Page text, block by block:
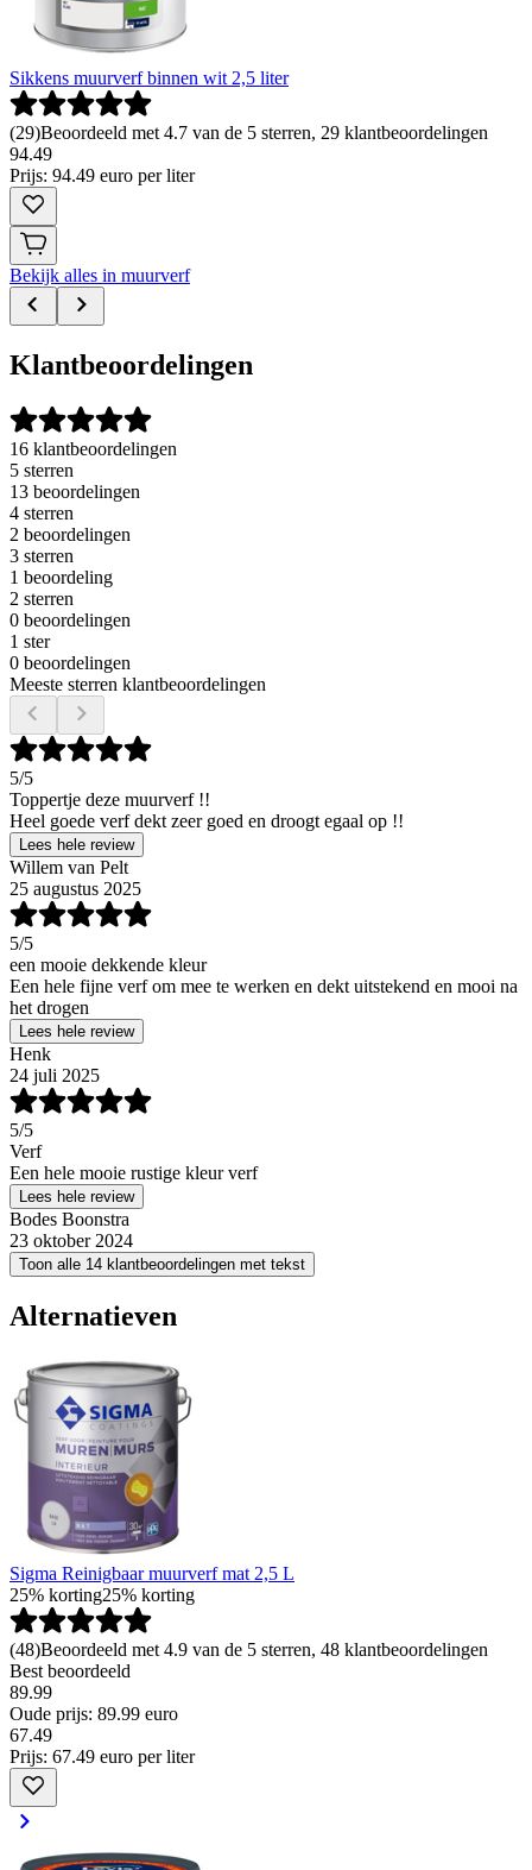
Sikkens muurverf binnen wit 2,5 liter
(29)Beoordeeld met 4.7 van de 5 sterren, 29 klantbeoordelingen
94.49
Prijs: 94.49 euro per liter
Bekijk alles in muurverf
Klantbeoordelingen
16 klantbeoordelingen
5 sterren
13 beoordelingen
4 sterren
2 beoordelingen
3 sterren
1 beoordeling
2 sterren
0 beoordelingen
1 ster
0 beoordelingen
Meeste sterren klantbeoordelingen
5/5
Toppertje deze muurverf !!
Heel goede verf dekt zeer goed en droogt egaal op !!
Lees hele review
Willem van Pelt
25 augustus 2025
5/5
een mooie dekkende kleur
Een hele fijne verf om mee te werken en dekt uitstekend en mooi na
het drogen
Lees hele review
Henk
24 juli 2025
5/5
Verf
Een hele mooie rustige kleur verf
Lees hele review
Bodes Boonstra
23 oktober 2024
Toon alle 14 klantbeoordelingen met tekst
Alternatieven
Sigma Reinigbaar muurverf mat 2,5 L
25% korting25% korting
(48)Beoordeeld met 4.9 van de 5 sterren, 48 klantbeoordelingen
Best beoordeeld
89.99
Oude prijs: 89.99 euro
67.49
Prijs: 67.49 euro per liter